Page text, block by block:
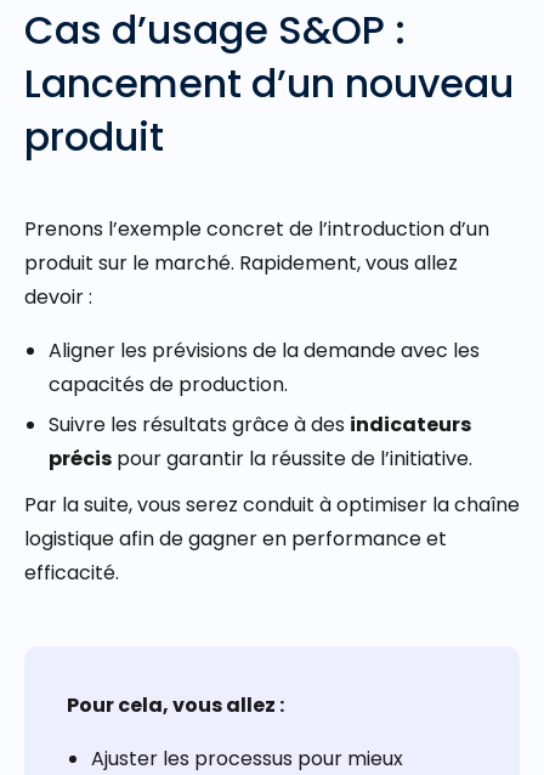
Cas d’usage S&OP :
Lancement d’un nouveau
produit
Prenons l’exemple concret de l’introduction d’un
produit sur le marché. Rapidement, vous allez
devoir :
Aligner les prévisions de la demande avec les
capacités de production.
Suivre les résultats grâce à des indicateurs
précis pour garantir la réussite de l’initiative.
Par la suite, vous serez conduit à optimiser la chaîne
logistique afin de gagner en performance et
efficacité.
Pour cela, vous allez :
Ajuster les processus pour mieux